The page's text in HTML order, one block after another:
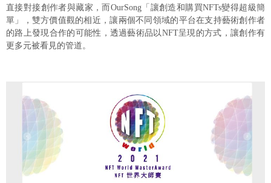
直接對接創作者與藏家，而OurSong「讓創造和購買NFTs變得超級簡
單」，雙方價值觀的相近，讓兩個不同領域的平台在支持藝術創作者
的路上發現合作的可能性，透過藝術品以NFT呈現的方式，讓創作有
更多元被看見的管道。